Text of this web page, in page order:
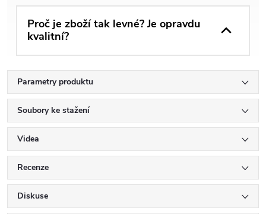
Proč je zboží tak levné? Je opravdu
kvalitní?
Parametry produktu
Soubory ke stažení
Videa
Recenze
Diskuse